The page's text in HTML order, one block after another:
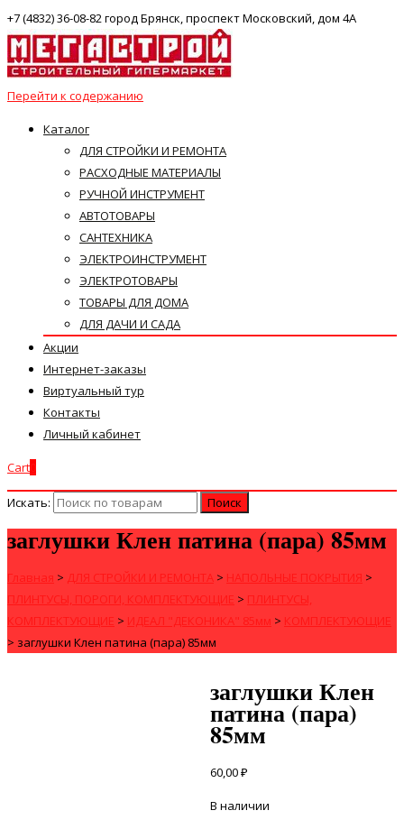
+7 (4832) 36-08-82 город Брянск, проспект Московский, дом 4А
Перейти к содержанию
Каталог
ДЛЯ СТРОЙКИ И РЕМОНТА
РАСХОДНЫЕ МАТЕРИАЛЫ
РУЧНОЙ ИНСТРУМЕНТ
АВТОТОВАРЫ
САНТЕХНИКА
ЭЛЕКТРОИНСТРУМЕНТ
ЭЛЕКТРОТОВАРЫ
ТОВАРЫ ДЛЯ ДОМА
ДЛЯ ДАЧИ И САДА
Акции
Интернет-заказы
Виртуальный тур
Контакты
Личный кабинет
Cart
Искать:
заглушки Клен патина (пара) 85мм
Главная > ДЛЯ СТРОЙКИ И РЕМОНТА > НАПОЛЬНЫЕ ПОКРЫТИЯ >
ПЛИНТУСЫ, ПОРОГИ, КОМПЛЕКТУЮЩИЕ > ПЛИНТУСЫ,
КОМПЛЕКТУЮЩИЕ > ИДЕАЛ "ДЕКОНИКА" 85мм > КОМПЛЕКТУЮЩИЕ
> заглушки Клен патина (пара) 85мм
заглушки Клен
патина (пара)
85мм
60,00₽
В наличии